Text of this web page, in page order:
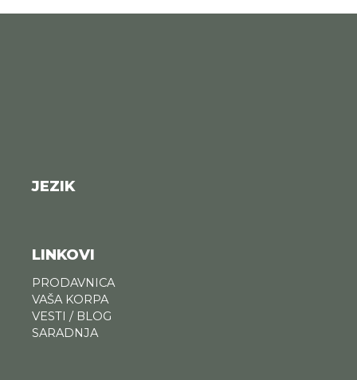
JEZIK
LINKOVI
PRODAVNICA
VAŠA KORPA
VESTI / BLOG
SARADNJA